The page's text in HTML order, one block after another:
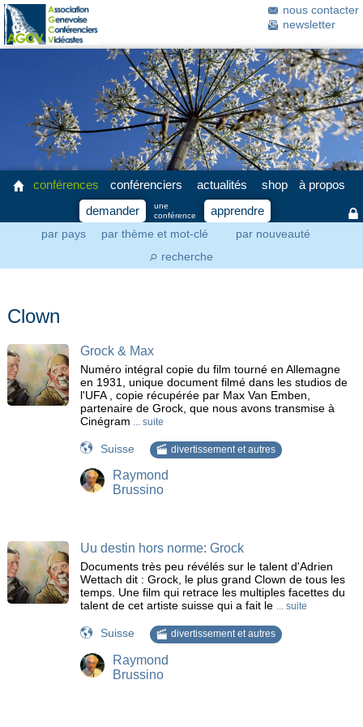
nous contacter
newsletter
conférences
par pays par thème et mot-clé par nouveauté
⚲ recherche
conférenciers actualités shop
à propos
demander
une
conférence
apprendre
Clown
Grock & Max
Numéro intégral copie du film tourné en Allemagne
en 1931, unique document filmé dans les studios de
l'UFA , copie récupérée par Max Van Emben,
partenaire de Grock, que nous avons transmise à
Cinégram ... suite
Suisse divertissement et autres
Raymond
Brussino
Uu destin hors norme: Grock
Documents très peu révélés sur le talent d'Adrien
Wettach dit : Grock, le plus grand Clown de tous les
temps. Une film qui retrace les multiples facettes du
talent de cet artiste suisse qui a fait le
... suite
Suisse divertissement et autres
Raymond
Brussino